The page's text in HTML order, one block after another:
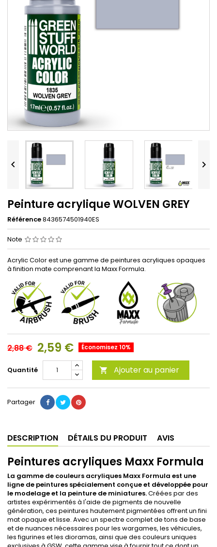
 
Peinture acrylique WOLVEN GREY
Référence8436574501940ES
Note
Acrylic Color est une gamme de peintures acryliques opaques
à finition mate comprenant la Maxx Formula.
2,88 € 2,59 € Économisez 10%
Quantité  Ajouter au panier
Partager
DESCRIPTION DÉTAILS DU PRODUIT AVIS
Peintures acryliques Maxx Formula
La gamme de couleurs acryliques Maxx Formula est une
ligne de peintures spécialement conçue et développée pour
le modelage et la peinture de miniatures.Créées par des
artistes expérimentés à l'aide de pigments de nouvelle
génération, ces peintures hautement pigmentées offrent un fini
mat opaque et lisse. Avec un spectre complet de tons de base
et de nuances nécessaires pour les wargames, les véhicules,
les figurines et les dioramas, ainsi que des couleurs uniques